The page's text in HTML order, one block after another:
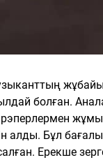
болған.
алды. Бұл
Ерекше